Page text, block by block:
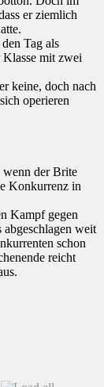
er ziemlich
Tag als
mit zwei
keine, doch nach
operieren
wenn der Brite
Konkurrenz in
Kampf gegen
abgeschlagen weit
schon
reicht